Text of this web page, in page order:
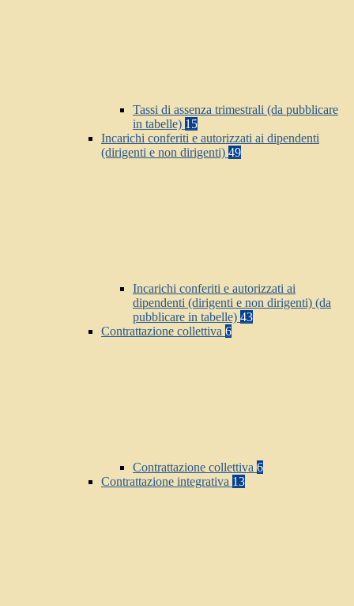
Tassi di assenza trimestrali (da pubblicare
in tabelle) 15
Incarichi conferiti e autorizzati ai dipendenti
(dirigenti e non dirigenti) 49
Incarichi conferiti e autorizzati ai
dipendenti (dirigenti e non dirigenti) (da
pubblicare in tabelle) 43
Contrattazione collettiva 6
Contrattazione collettiva 6
Contrattazione integrativa 13